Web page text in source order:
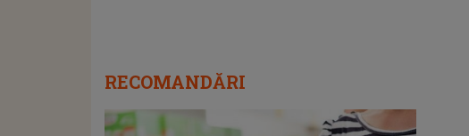
RECOMANDĂRI